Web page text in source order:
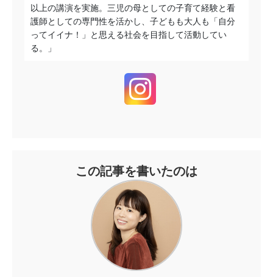
以上の講演を実施。 三児の母としての子育て経験と看
護師としての専門性を活かし、 子どもも大人も「自分
ってイイナ！」
と思える社会を目指して活動してい
る。」
この記事を書いたのは